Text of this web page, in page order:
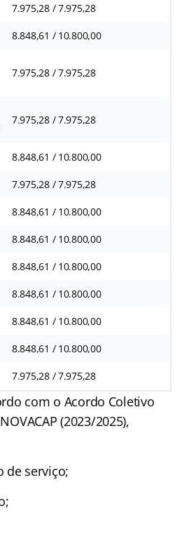
7.975,28 / 7.975,28
8.848,61 / 10.800,00
7.975,28 / 7.975,28
7.975,28 / 7.975,28
8.848,61 / 10.800,00
7.975,28 / 7.975,28
8.848,61 / 10.800,00
8.848,61 / 10.800,00
8.848,61 / 10.800,00
8.848,61 / 10.800,00
8.848,61 / 10.800,00
8.848,61 / 10.800,00
7.975,28 / 7.975,28
com o Acordo Coletivo
(2023/2025),
de serviço;